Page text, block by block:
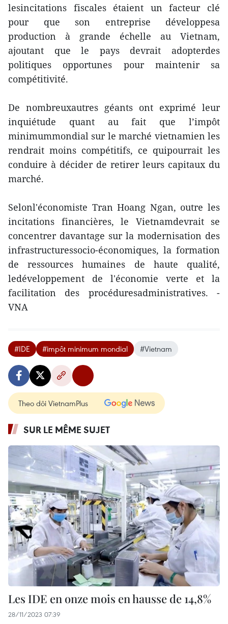
lesincitations fiscales étaient un facteur clé
pour que son entreprise développesa
production à grande échelle au Vietnam,
ajoutant que le pays devrait adopterdes
politiques opportunes pour maintenir sa
compétitivité.
De nombreuxautres géants ont exprimé leur
inquiétude quant au fait que l’impôt
minimummondial sur le marché vietnamien les
rendrait moins compétitifs, ce quipourrait les
conduire à décider de retirer leurs capitaux du
marché.
Selonl'économiste Tran Hoang Ngan, outre les
incitations financières, le Vietnamdevrait se
concentrer davantage sur la modernisation des
infrastructuressocio-économiques, la formation
de ressources humaines de haute qualité,
ledéveloppement de l'économie verte et la
facilitation des procéduresadministratives. -
VNA
#IDE #impôt minimum mondial #Vietnam
Theo dõi VietnamPlus
SUR LE MÊME SUJET
Les IDE en onze mois en hausse de 14,8%
28/11/2023 07:39